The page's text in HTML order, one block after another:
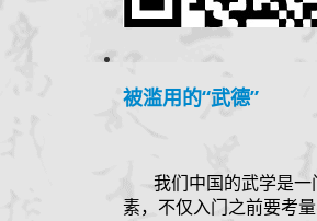
被滥用的“武德”
我们中国的武学是
素，不仅入门之前要考